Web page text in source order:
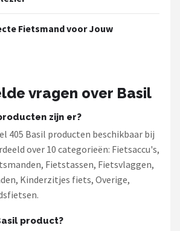
Fietsmand voor Jouw
vragen over Basil
zijn er?
405 Basil producten beschikbaar bij
over 10 categorieën: Fietsaccu's,
Fietstassen, Fietsvlaggen,
Kinderzitjes fiets, Overige,
product?